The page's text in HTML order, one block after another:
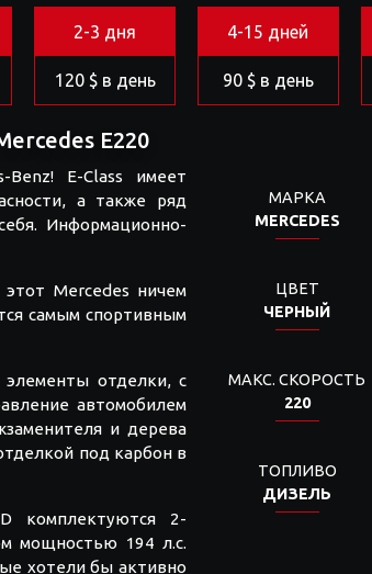
2-3 дня
120 $ в день
4-15 дней
90 $ в день
E220
E-Class имеет
а также ряд
Информационно-
этот Mercedes ничем
самым спортивным
элементы отделки, с
автомобилем
и дерева
под карбон в
комплектуются 2-
мощностью 194 л.с.
хотели бы активно
МАРКА
MERCEDES
ЦВЕТ
ЧЕРНЫЙ
МАКС. СКОРОСТЬ
220
ТОПЛИВО
ДИЗЕЛЬ